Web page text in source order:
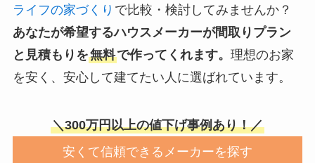
ライフの家づくり で比較・検討してみませんか？
あなたが希望するハウスメーカーが間取りプラン
と見積もりを無料で作ってくれます。 理想のお家
を安く、安心して建てたい人に選ばれています。
＼300万円以上の値下げ事例あり！／
安くて信頼できるメーカーを探す